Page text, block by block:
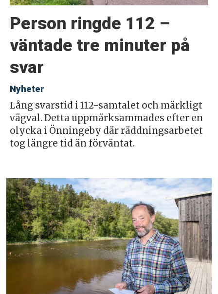
Person ringde 112 –
väntade tre minuter på
svar
Nyheter
Lång svarstid i 112-samtalet och märkligt
vägval. Detta uppmärksammades efter en
olycka i Önningeby där räddningsarbetet
tog längre tid än förväntat.